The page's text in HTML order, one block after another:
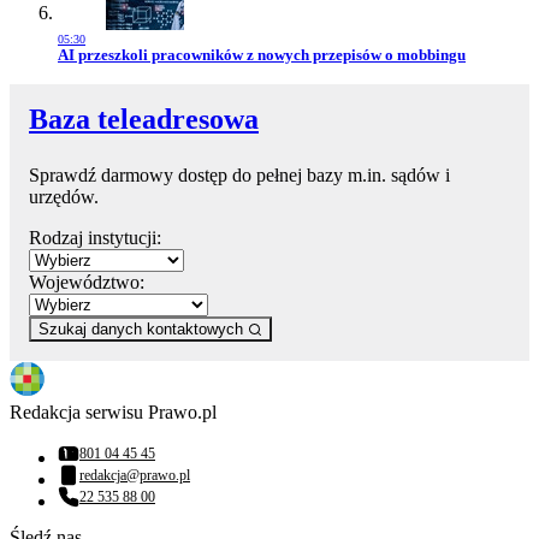
05:30
Przejdź do artykułu:
AI przeszkoli pracowników z nowych przepisów o mobbingu
Baza teleadresowa
Sprawdź darmowy dostęp do pełnej bazy m.in. sądów i
urzędów.
Rodzaj instytucji:
Województwo:
Szukaj danych kontaktowych
Redakcja serwisu Prawo.pl
Numer telefonu:
801 04 45 45
Adres email:
redakcja@prawo.pl
Numer telefonu:
22 535 88 00